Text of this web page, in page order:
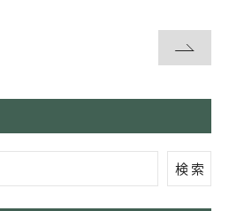
検 索